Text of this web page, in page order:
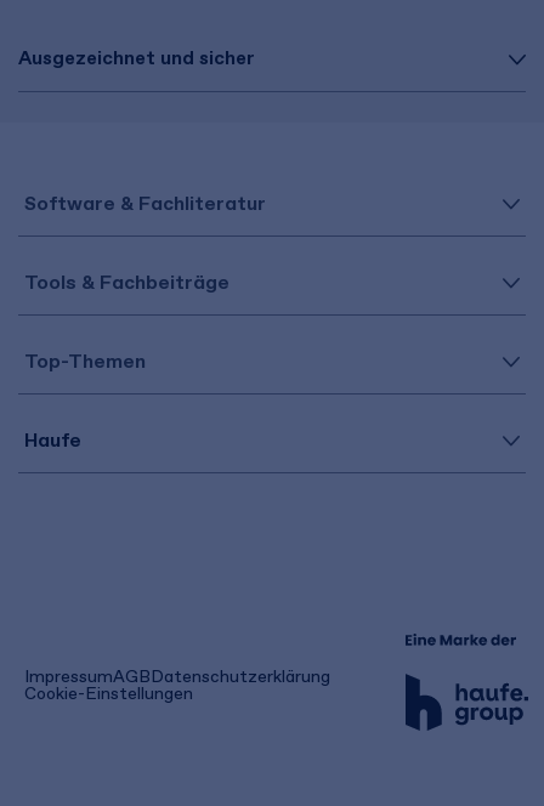
Ausgezeichnet und sicher
Software & Fachliteratur
Tools & Fachbeiträge
Top-Themen
Haufe
ImpressumAGB(öffnet
in
einem
Datenschutzerklärung
Cookie-Einstellungen